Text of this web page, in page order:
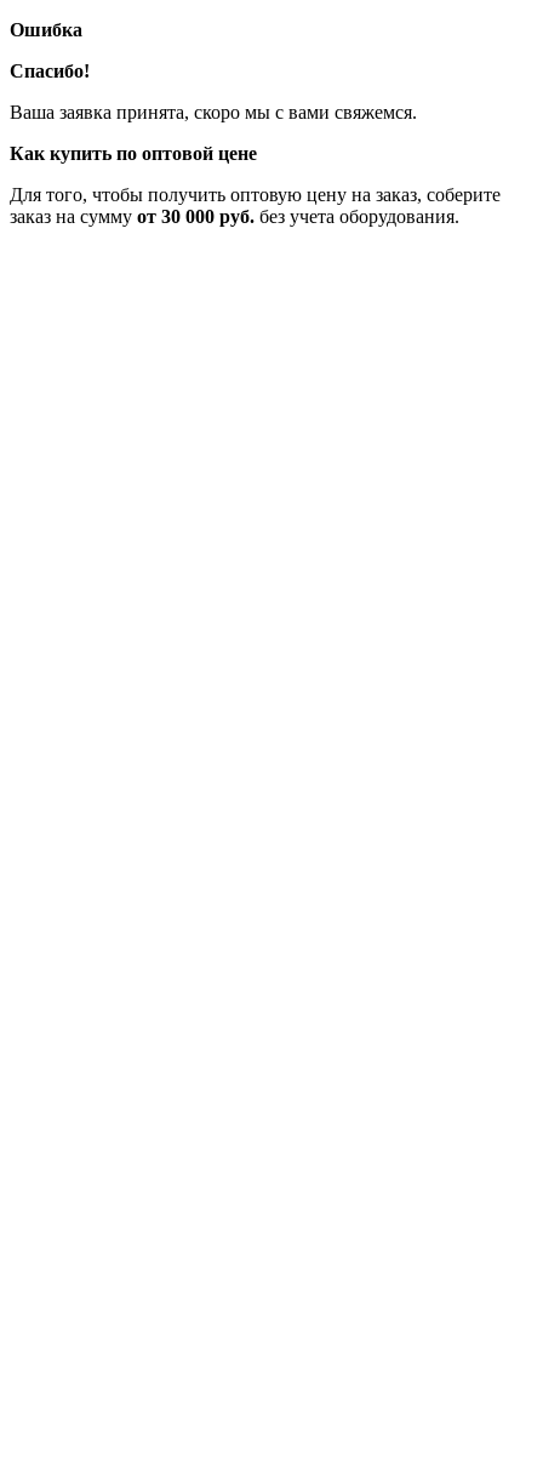
Ошибка
Спасибо!
Ваша заявка принята, скоро мы с вами свяжемся.
Как купить по оптовой цене
Для того, чтобы получить оптовую цену на заказ, соберите
заказ на сумму от 30 000 руб. без учета оборудования.